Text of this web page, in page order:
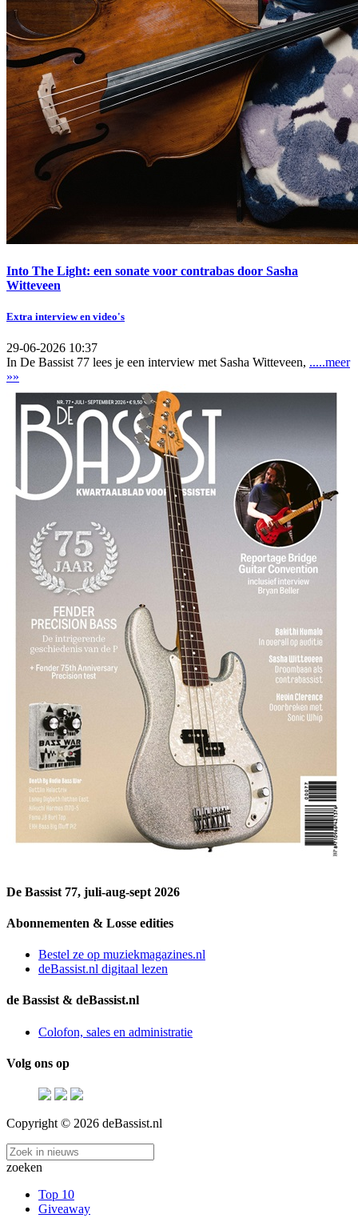
Into The Light: een sonate voor contrabas door Sasha
Witteveen
Extra interview en video's
29-06-2026 10:37
In De Bassist 77 lees je een interview met Sasha Witteveen, .....meer
»»
De Bassist 77, juli-aug-sept 2026
Abonnementen & Losse edities
Bestel ze op muziekmagazines.nl
deBassist.nl digitaal lezen
de Bassist & deBassist.nl
Colofon, sales en administratie
Volg ons op
Copyright © 2026 deBassist.nl
zoeken
Top 10
Giveaway